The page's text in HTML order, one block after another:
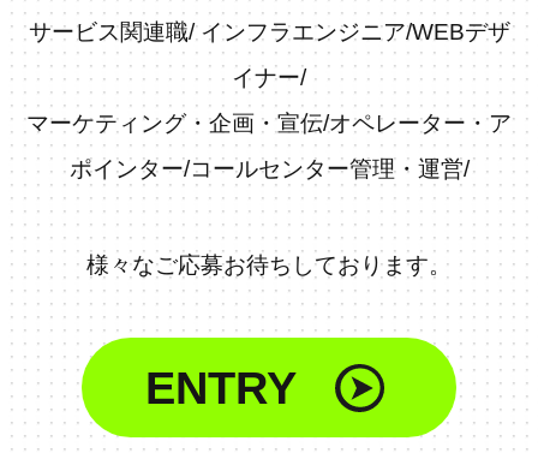
サービス関連職/インフラエンジニア/WEBデザ
イナー/
マーケティング・企画・宣伝/オペレーター・ア
ポインター/コールセンター管理・運営/
様々なご応募お待ちしております。
ENTRY